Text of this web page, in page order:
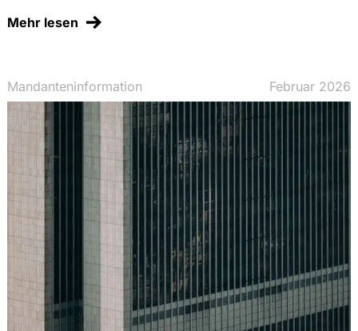
Mehr lesen
Mandanteninformation Februar 2026